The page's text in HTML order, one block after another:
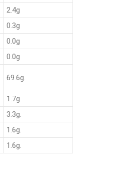
2.4g
0.3g
0.0g
0.0g
69.6g.
1.7g
3.3g.
1.6g.
1.6g.